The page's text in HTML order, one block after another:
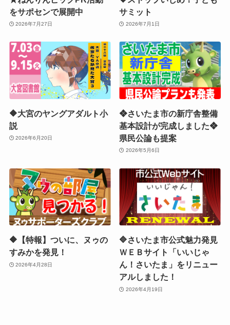
をサポセンで展開中
2026年7月27日
サミット
2026年7月1日
🔶大宮のヤングアダルト小
説
2026年6月20日
❖さいたま市の新庁舎整備
基本設計が完成しました❖
県民公論も提案
2026年5月6日
🔶【特報】ついに、ヌゥの
すみかを発見！
2026年4月28日
🔷さいたま市公式魅力発見
ＷＥＢサイト「いいじゃ
ん！さいたま」をリニュー
アルしました！
2026年4月19日